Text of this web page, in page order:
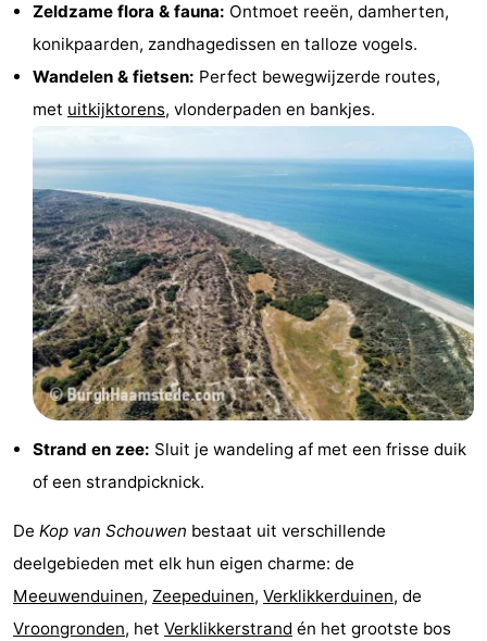
van
Haamstede
Valleien
Soeten
Haert
Wijde
Blick
-
Zeeland
Village
Zeeuwse
Kust
Zonnedorp
Hof
van
Haamstede
Last
minutes
Strand
Zien
Bezienswaardigheden
Monumenten
-
Kerken
-
Zeldzame flora & fauna: Ontmoet reeën, damherten,
konikpaarden, zandhagedissen en talloze vogels.
Wandelen & fietsen: Perfect bewegwijzerde routes,
met uitkijktorens, vlonderpaden en bankjes.
Strand en zee: Sluit je wandeling af met een frisse duik
of een strandpicknick.
De Kop van Schouwen bestaat uit verschillende
deelgebieden met elk hun eigen charme: de
Meeuwenduinen, Zeepeduinen, Verklikkerduinen, de
Vroongronden, het Verklikkerstrand én het grootste bos